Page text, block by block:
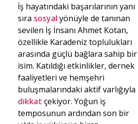
İş hayatındaki başarılarının yanı
sıra sosyal yönüyle de tanınan
sevilen İş İnsanı Ahmet Kotan,
özellikle Karadeniz toplulukları
arasında güçlü bağlara sahip bir
isim. Katıldığı etkinlikler, dernek
faaliyetleri ve hemşehri
buluşmalarındaki aktif varlığıyla
dikkat çekiyor. Yoğun iş
temposunun ardından son bir